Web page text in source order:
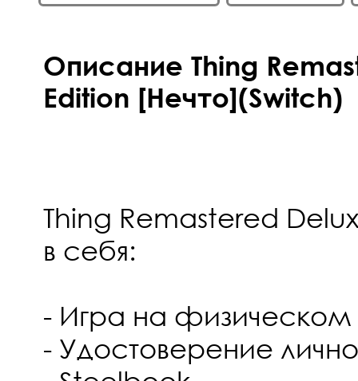
Описание Thing
Edition [Нечто](Switch)
Thing Remastered
в себя:
- Игра на физическом
- Удостоверение